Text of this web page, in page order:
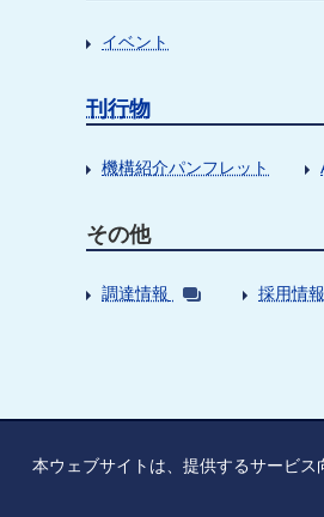
イベント
刊行物
機構紹介パンフレット
その他
調達情報 採用情報
本ウェブサイトは、提供するサービ